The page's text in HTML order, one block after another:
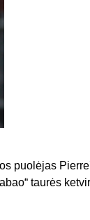
puolėjas
taurės